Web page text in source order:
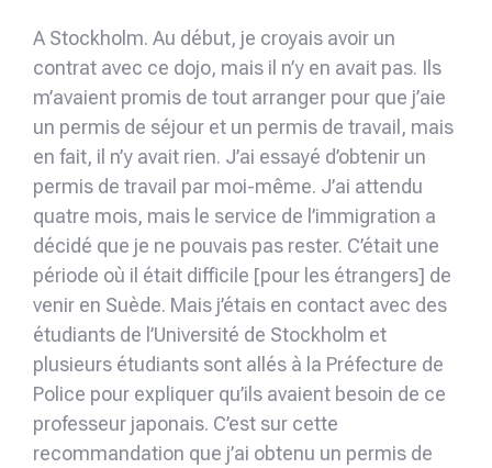
A Stockholm. Au début, je croyais avoir un
contrat avec ce dojo, mais il n’y en avait pas. Ils
m’avaient promis de tout arranger pour que j’aie
un permis de séjour et un permis de travail, mais
en fait, il n’y avait rien. J’ai essayé d’obtenir un
permis de travail par moi-même. J’ai attendu
quatre mois, mais le service de l’immigration a
décidé que je ne pouvais pas rester. C’était une
période où il était difficile [pour les étrangers] de
venir en Suède. Mais j’étais en contact avec des
étudiants de l’Université de Stockholm et
plusieurs étudiants sont allés à la Préfecture de
Police pour expliquer qu’ils avaient besoin de ce
professeur japonais. C’est sur cette
recommandation que j’ai obtenu un permis de